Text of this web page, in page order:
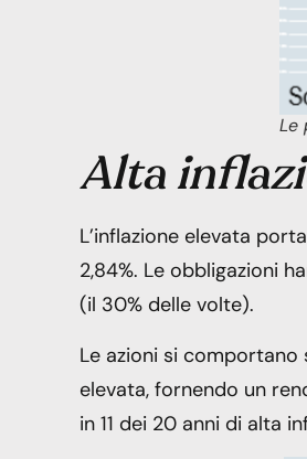
Le
Alta
L’inflazione elevata
2,84%. Le obbligazioni
(il 30% delle volte).
Le azioni si
elevata, fornendo un
in ​​11 dei 20 anni di alta